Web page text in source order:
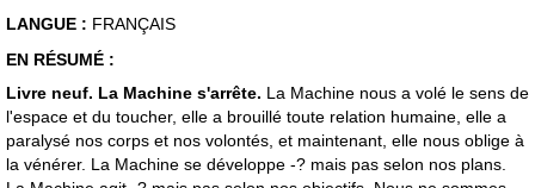
LANGUE : FRANÇAIS
EN RÉSUMÉ :
Livre neuf. La Machine s'arrête. La Machine nous a volé le sens de
l'espace et du toucher, elle a brouillé toute relation humaine, elle a
paralysé nos corps et nos volontés, et maintenant, elle nous oblige à
la vénérer. La Machine se développe -? mais pas selon nos plans.